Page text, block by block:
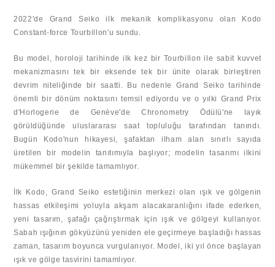
2022'de Grand Seiko ilk mekanik komplikasyonu olan Kodo
Constant-force Tourbillon'u sundu.
Bu model, horoloji tarihinde ilk kez bir Tourbillon ile sabit kuvvet
mekanizmasını tek bir eksende tek bir ünite olarak birleştiren
devrim niteliğinde bir saatti. Bu nedenle Grand Seiko tarihinde
önemli bir dönüm noktasını temsil ediyordu ve o yılki Grand Prix
d'Horlogerie de Genève'de Chronometry Ödülü'ne layık
görüldüğünde uluslararası saat topluluğu tarafından tanındı.
Bugün Kodo'nun hikayesi, şafaktan ilham alan sınırlı sayıda
üretilen bir modelin tanıtımıyla başlıyor; modelin tasarımı ilkini
mükemmel bir şekilde tamamlıyor.
İlk Kodo, Grand Seiko estetiğinin merkezi olan ışık ve gölgenin
hassas etkileşimi yoluyla akşam alacakaranlığını ifade ederken,
yeni tasarım, şafağı çağrıştırmak için ışık ve gölgeyi kullanıyor.
Sabah ışığının gökyüzünü yeniden ele geçirmeye başladığı hassas
zaman, tasarım boyunca vurgulanıyor. Model, iki yıl önce başlayan
ışık ve gölge tasvirini tamamlıyor.